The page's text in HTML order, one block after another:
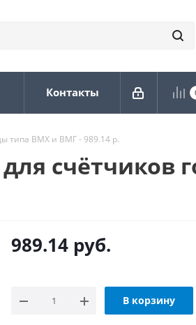
Контакты
типа ВМХ и ВМГ - 989.14 р.
счётчиков
989.14 руб.
В корзину